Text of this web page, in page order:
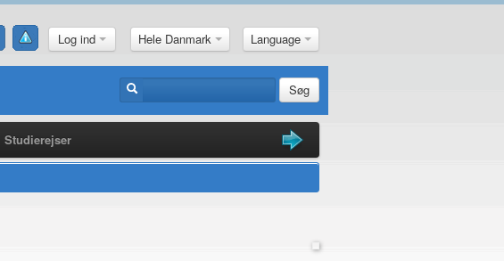
Log ind Hele Danmark Language
Søg
Studierejser